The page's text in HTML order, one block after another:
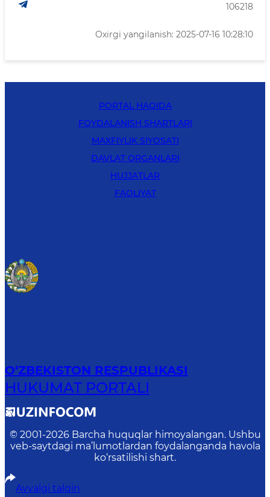
106218
Oxirgi yangilanish: 2025-07-16 10:28:10
PORTAL HAQIDA
FOYDALANISH SHARTLARI
MAXFIYLIK SIYOSATI
DAVLAT ORGANLARI
HUJJATLAR
FAOLIYAT
O‘ZBEKISTON RESPUBLIKASI
HUKUMAT PORTALI
© 2001-2026 Barcha huquqlar himoyalangan. Ushbu
veb-saytdagi ma’lumotlardan foydalanganda havola
ko‘rsatilishi shart.
Avvalgi talqin